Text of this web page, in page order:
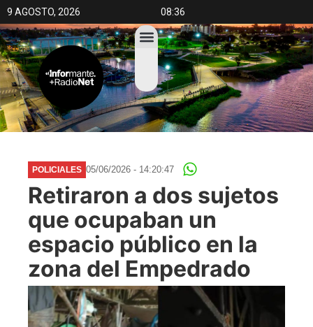
9 AGOSTO, 2026 08:36
POLICIALES 05/06/2026 - 14:20:47
Retiraron a dos sujetos
que ocupaban un
espacio público en la
zona del Empedrado